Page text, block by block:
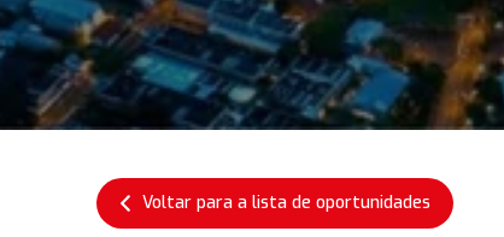
Voltar para a lista de oportunidades